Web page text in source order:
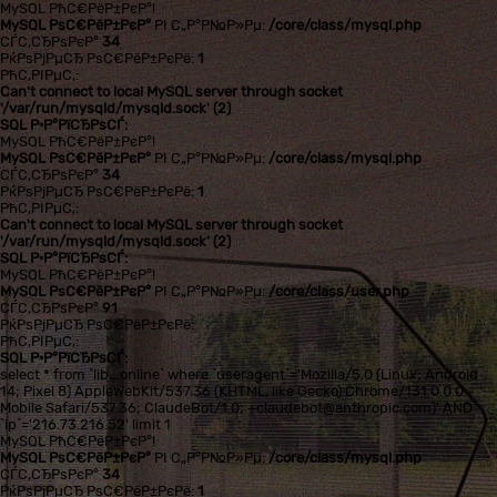
MySQL РћС€РёР±РєР°!
MySQL РѕС€РёР±РєР° РІ С„Р°Р№Р»Рµ: /core/class/mysql.php
СЃС‚СЂРѕРєР° 34
РќРѕРјРµСЂ РѕС€РёР±РєРё: 1
РћС‚РІРµС‚:
Can't connect to local MySQL server through socket
'/var/run/mysqld/mysqld.sock' (2)
SQL Р·Р°РїСЂРѕСЃ:
MySQL РћС€РёР±РєР°!
MySQL РѕС€РёР±РєР° РІ С„Р°Р№Р»Рµ: /core/class/mysql.php
СЃС‚СЂРѕРєР° 34
РќРѕРјРµСЂ РѕС€РёР±РєРё: 1
РћС‚РІРµС‚:
Can't connect to local MySQL server through socket
'/var/run/mysqld/mysqld.sock' (2)
SQL Р·Р°РїСЂРѕСЃ:
MySQL РћС€РёР±РєР°!
MySQL РѕС€РёР±РєР° РІ С„Р°Р№Р»Рµ: /core/class/user.php
СЃС‚СЂРѕРєР° 91
РќРѕРјРµСЂ РѕС€РёР±РєРё:
РћС‚РІРµС‚:
SQL Р·Р°РїСЂРѕСЃ:
select * from `lib_online` where `useragent`='Mozilla/5.0 (Linux; Android
14; Pixel 8) AppleWebKit/537.36 (KHTML, like Gecko) Chrome/131.0.0.0
Mobile Safari/537.36; ClaudeBot/1.0; +claudebot@anthropic.com)' AND
`ip`='216.73.216.52' limit 1
MySQL РћС€РёР±РєР°!
MySQL РѕС€РёР±РєР° РІ С„Р°Р№Р»Рµ:/core/class/mysql.php
СЃС‚СЂРѕРєР°34
РќРѕРјРµСЂ РѕС€РёР±РєРё: 1